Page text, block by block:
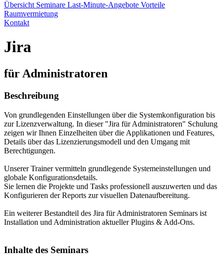
Übersicht Seminare Last-Minute-Angebote Vorteile
Raumvermietung
Kontakt
Jira
für Administratoren
Beschreibung
Von grundlegenden Einstellungen über die Systemkonfiguration bis
zur Lizenzverwaltung. In dieser "Jira für Administratoren" Schulung
zeigen wir Ihnen Einzelheiten über die Applikationen und Features,
Details über das Lizenzierungsmodell und den Umgang mit
Berechtigungen.
Unserer Trainer vermitteln grundlegende Systemeinstellungen und
globale Konfigurationsdetails.
Sie lernen die Projekte und Tasks professionell auszuwerten und das
Konfigurieren der Reports zur visuellen Datenaufbereitung.
Ein weiterer Bestandteil des Jira für Administratoren Seminars ist
Installation und Administration aktueller Plugins & Add-Ons.
Inhalte des Seminars